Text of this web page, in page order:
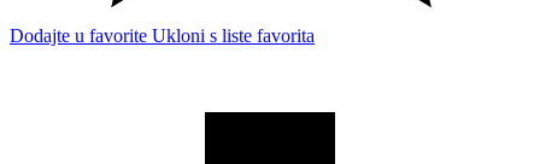
Dodajte u favorite Ukloni s liste favorita